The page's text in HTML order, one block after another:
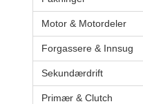
Motor & Motordeler
Forgassere & Innsug
Sekundærdrift
Primær & Clutch